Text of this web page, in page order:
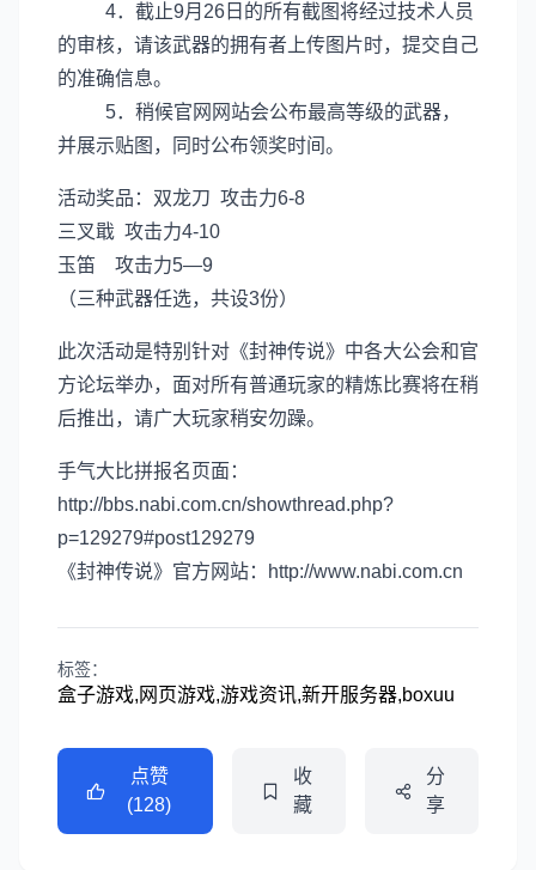
4．截止9月26日的所有截图将经过技术人员
的审核，请该武器的拥有者上传图片时，提交自己
的准确信息。
5．稍候官网网站会公布最高等级的武器，
并展示贴图，同时公布领奖时间。
活动奖品：双龙刀 攻击力6-8
三叉戢 攻击力4-10
玉笛 攻击力5—9
（三种武器任选，共设3份）
此次活动是特别针对《封神传说》中各大公会和官
方论坛举办，面对所有普通玩家的精炼比赛将在稍
后推出，请广大玩家稍安勿躁。
手气大比拼报名页面：
http://bbs.nabi.com.cn/showthread.php?
p=129279#post129279
《封神传说》官方网站：http://www.nabi.com.cn
标签：
盒子游戏,网页游戏,游戏资讯,新开服务器,boxuu
点赞
(128)
收
藏
分
享